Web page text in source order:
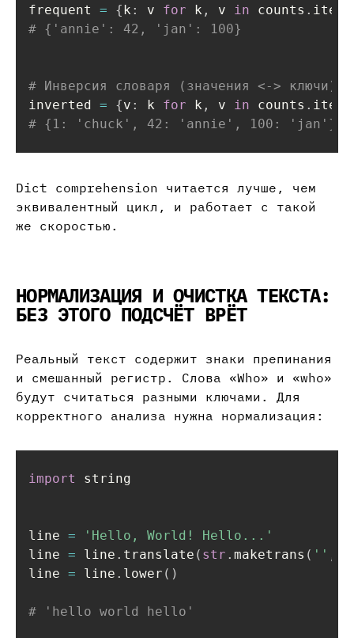
frequent = { k : v for k , v in counts . items
# {'annie': 42, 'jan': 100}
# Инверсия словаря (значения <-> ключи)
inverted = {v : k for k , v in counts . items
# {1: 'chuck', 42: 'annie', 100: 'jan'}
Dict comprehension читается лучше, чем
эквивалентный цикл, и работает с такой
же скоростью.
НОРМАЛИЗАЦИЯ И ОЧИСТКА ТЕКСТА:
БЕЗ ЭТОГО ПОДСЧЁТ ВРЁТ
Реальный текст содержит знаки препинания
и смешанный регистр. Слова «Who» и «who»
будут считаться разными ключами. Для
корректного анализа нужна нормализация:
import string
line =
'Hello, World! Hello...'
line = line . translate ( str . maketrans ( ''
line = line . lower ( )
# 'hello world hello'